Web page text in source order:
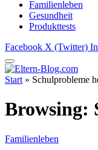
Familienleben
Gesundheit
Produkttests
Facebook X (Twitter)
Start » Schulprobleme
Browsing:
Familienleben